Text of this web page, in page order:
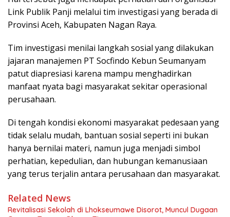
Link Publik Panji melalui tim investigasi yang berada di
Provinsi Aceh, Kabupaten Nagan Raya.
Tim investigasi menilai langkah sosial yang dilakukan
jajaran manajemen PT Socfindo Kebun Seumanyam
patut diapresiasi karena mampu menghadirkan
manfaat nyata bagi masyarakat sekitar operasional
perusahaan.
Di tengah kondisi ekonomi masyarakat pedesaan yang
tidak selalu mudah, bantuan sosial seperti ini bukan
hanya bernilai materi, namun juga menjadi simbol
perhatian, kepedulian, dan hubungan kemanusiaan
yang terus terjalin antara perusahaan dan masyarakat.
Related News
Revitalisasi Sekolah di Lhokseumawe Disorot, Muncul Dugaan